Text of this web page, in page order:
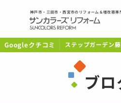
神戸市・三田市・西宮市のリフォーム＆増改築専
Googleクチコミ ステップガーデン
ブロ